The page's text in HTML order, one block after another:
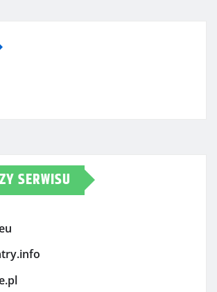
SERWISU